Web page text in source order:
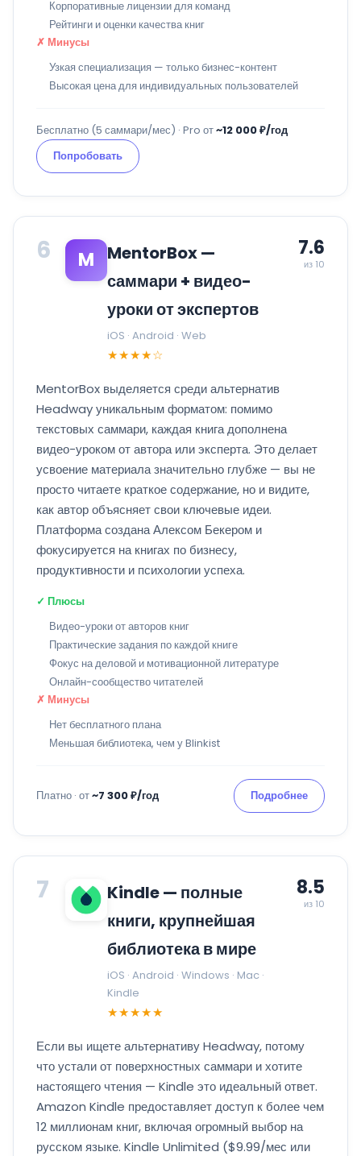
Корпоративные лицензии для команд
Рейтинги и оценки качества книг
✗ Минусы
Узкая специализация — только бизнес-контент
Высокая цена для индивидуальных пользователей
Бесплатно (5 саммари/мес) · Pro от~12 000 ₽/год
Попробовать
6 M
MentorBox —
саммари + видео-
уроки от экспертов
iOS · Android · Web
★★★★☆
7.6
из 10
MentorBox выделяется среди альтернатив
Headway уникальным форматом: помимо
текстовых саммари, каждая книга дополнена
видео-уроком от автора или эксперта. Это делает
усвоение материала значительно глубже — вы не
просто читаете краткое содержание, но и видите,
как автор объясняет свои ключевые идеи.
Платформа создана Алексом Бекером и
фокусируется на книгах по бизнесу,
продуктивности и психологии успеха.
✓ Плюсы
Видео-уроки от авторов книг
Практические задания по каждой книге
Фокус на деловой и мотивационной литературе
Онлайн-сообщество читателей
✗ Минусы
Нет бесплатного плана
Меньшая библиотека, чем у Blinkist
Платно · от~7 300 ₽/год Подробнее
7
Kindle — полные
книги, крупнейшая
библиотека в мире
iOS · Android · Windows · Mac ·
Kindle
★★★★★
8.5
из 10
Если вы ищете альтернативу Headway, потому
что устали от поверхностных саммари и хотите
настоящего чтения — Kindle это идеальный ответ.
Amazon Kindle предоставляет доступ к более чем
12 миллионам книг, включая огромный выбор на
русском языке. Kindle Unlimited ($9.99/мес или